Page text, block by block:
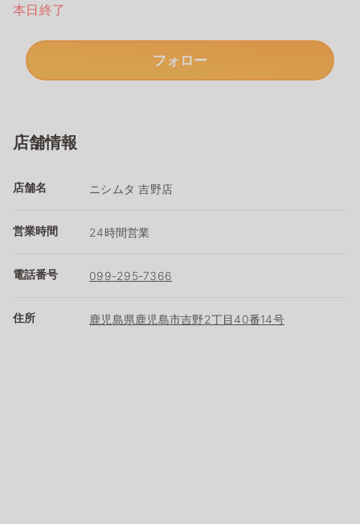
本日終了
フォロー
店舗情報
店舗名 ニシムタ 吉野店
営業時間 24時間営業
電話番号 099-295-7366
住所 鹿児島県鹿児島市吉野2丁目40番14号